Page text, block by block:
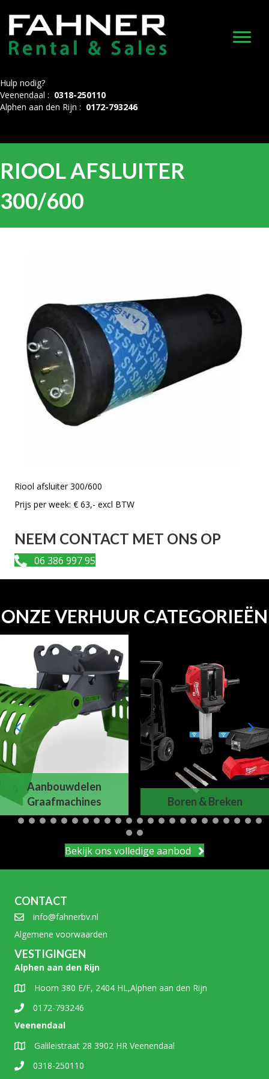
Hulp nodig?
Veenendaal : 0318-250110
Alphen aan den Rijn : 0172-793246
RIOOL AFSLUITER
300/600
Riool afsluiter 300/600
Prijs per week: € 63,- excl BTW
NEEM CONTACT MET ONS OP
06 386 997 95
ONZE VERHUUR CATEGORIEËN
Aanbouwdelen
Graafmachines
Boren & Breken
Bekijk ons volledige aanbod
CONTACT
info@fahnerbv.nl
Algemene voorwaarden
VESTIGINGEN
Alphen aan den Rijn
Hoorn 380 E/F, 2404 HL,Alphen aan den Rijn
0172-793246
Veenendaal
Galileistraat 28 3902 HR Veenendaal
0318-250110